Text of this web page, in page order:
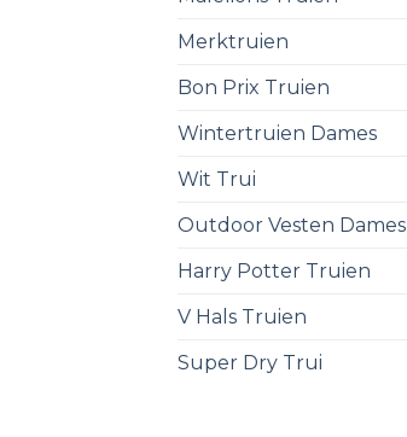
Merktruien
Bon Prix Truien
Wintertruien Dames
Wit Trui
Outdoor Vesten Dames
Harry Potter Truien
V Hals Truien
Super Dry Trui